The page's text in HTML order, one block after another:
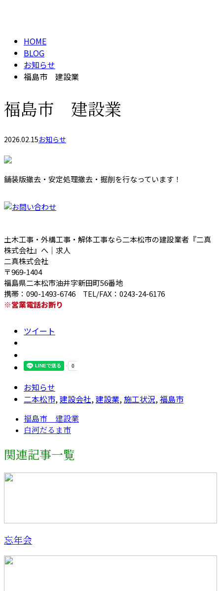
HOME
BLOG
お知らせ
福島市 建設業
福島市 建設業
2026.02.15お知らせ
舗装版撤去・安定処理撤去・掘削を行なっています！
土木工事・外構工事・解体工事なら二本松市の建設業者『二真
株式会社』へ｜求人
二真株式会社
〒969-1404
福島県二本松市油井字新田町56番地
携帯：090-1493-6746 TEL/FAX：0243-24-6176
※営業電話お断り
ツイート
お知らせ
二本松市,建設会社,建設業,施工状況,福島市
福島市 建設業
白河だるま市
関連記事一覧
忘年会